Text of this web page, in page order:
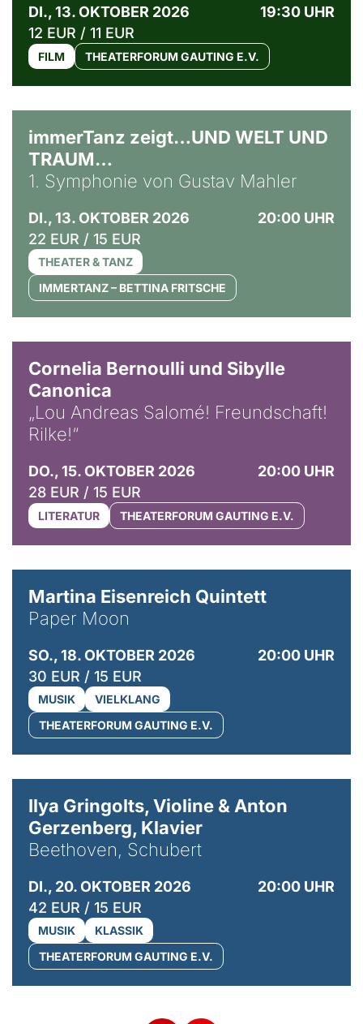
DI., 13. OKTOBER 2026
19:30 UHR
12 EUR / 11 EUR
FILM THEATERFORUM GAUTING E.V.
immerTanz zeigt…UND WELT UND
TRAUM…
1. Symphonie von Gustav Mahler
DI., 13. OKTOBER 2026
20:00 UHR
22 EUR / 15 EUR
THEATER & TANZ
IMMERTANZ – BETTINA FRITSCHE
Cornelia Bernoulli und Sibylle
Canonica
„Lou Andreas Salomé! Freundschaft!
Rilke!“
DO., 15. OKTOBER 2026
20:00 UHR
28 EUR / 15 EUR
LITERATUR THEATERFORUM GAUTING E.V.
Martina Eisenreich Quintett
Paper Moon
SO., 18. OKTOBER 2026
20:00 UHR
30 EUR / 15 EUR
MUSIK
VIELKLANG
THEATERFORUM GAUTING E.V.
Ilya Gringolts, Violine & Anton
Gerzenberg, Klavier
Beethoven, Schubert
DI., 20. OKTOBER 2026
20:00 UHR
42 EUR / 15 EUR
MUSIK
KLASSIK
THEATERFORUM GAUTING E.V.